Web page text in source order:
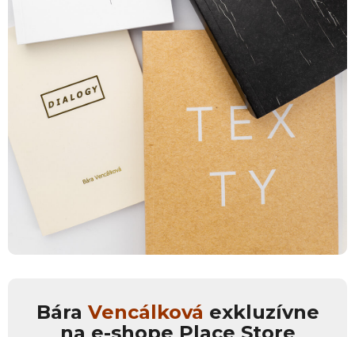
Bára Vencálková exkluzívne